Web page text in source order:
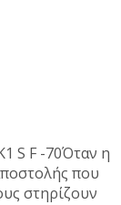
S F -70Όταν η
που
στηρίζουν